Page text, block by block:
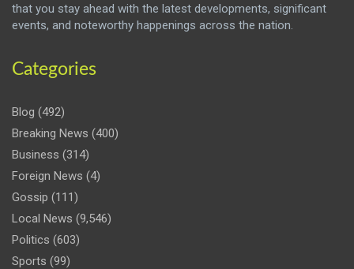
that you stay ahead with the latest developments, significant
events, and noteworthy happenings across the nation.
Categories
Blog (492)
Breaking News (400)
Business (314)
Foreign News (4)
Gossip (111)
Local News (9,546)
Politics (603)
Sports (99)